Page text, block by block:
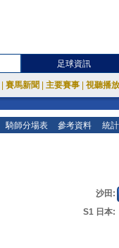
足球資訊
賽馬新聞 主要賽事 視聽播
騎師分場表 參考資料 統
沙田:
S1 日本: